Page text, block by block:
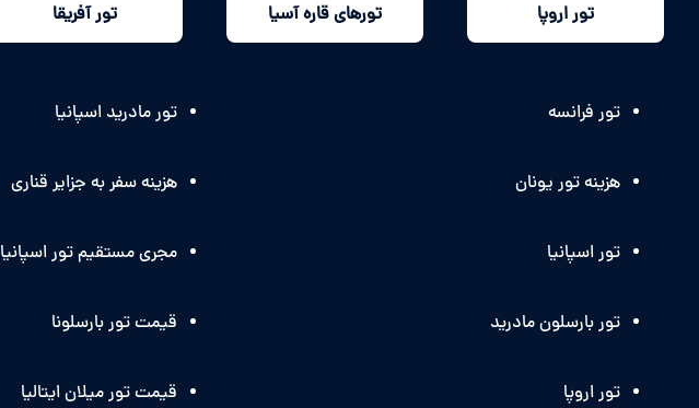
تور اروپا تورهای قاره آسیا تور آفریقا
تور فرانسه
هزینه تور یونان
تور اسپانیا
تور بارسلون مادرید
تور اروپا
تور مادرید اسپانیا
هزینه سفر به جزایر قناری
مجری مستقیم تور اسپانیا
قیمت تور بارسلونا
قیمت تور میلان ایتالیا